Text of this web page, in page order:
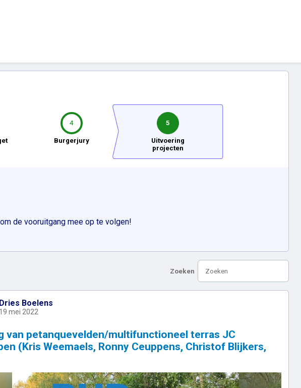
4
Burgerjury
5
Uitvoering
projecten
de vooruitgang mee op te volgen!
Zoeken
Dries Boelens
19 mei 2022
van petanquevelden/multifunctioneel terras JC
(Kris Weemaels, Ronny Ceuppens, Christof Blijkers,